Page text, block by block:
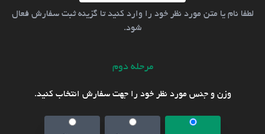
لطفا نام یا متن مورد نظر خود را وارد کنید تا گزینه ثبت سفارش فعال
شود.
مرحله دوم
وزن و جنس مورد نظر خود را جهت سفارش انتخاب کنید.